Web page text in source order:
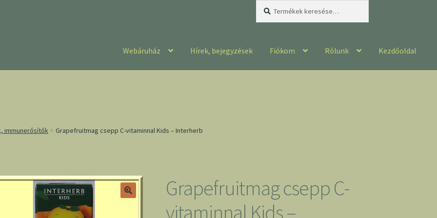
Webáruház Hírek, bejegyzések Fiókom Rólunk Kezdőoldal
immunerősítők Grapefruitmag csepp C-vitaminnal Kids – Interherb
Grapefruitmag csepp C-
vitaminnal Kids –